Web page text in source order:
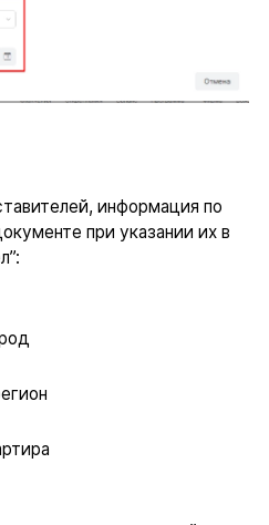
информация по
при указании их в